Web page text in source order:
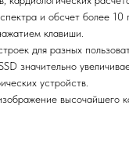
и обсчет более
клавиши.
для разных
значительно
устройств.
высочайшего